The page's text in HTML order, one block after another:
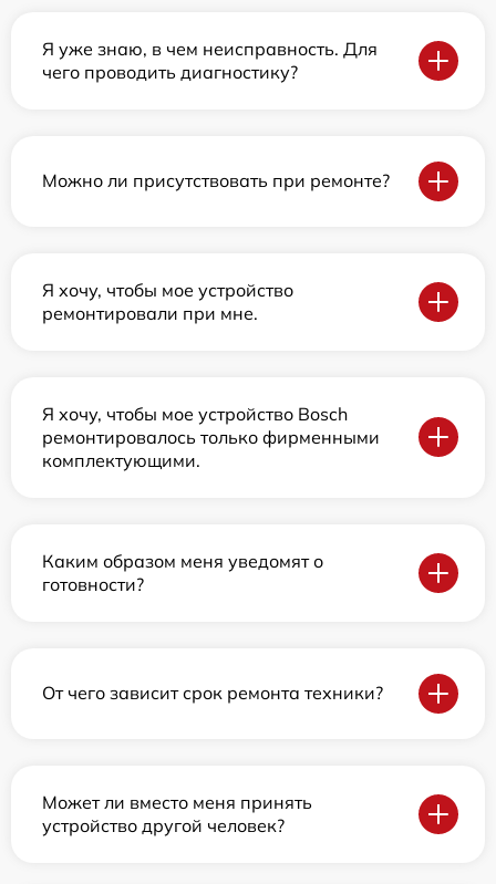
Я уже знаю, в чем неисправность. Для
чего проводить диагностику?
Можно ли присутствовать при ремонте?
Я хочу, чтобы мое устройство
ремонтировали при мне.
Я хочу, чтобы мое устройство Bosch
ремонтировалось только фирменными
комплектующими.
Каким образом меня уведомят о
готовности?
От чего зависит срок ремонта техники?
Может ли вместо меня принять
устройство другой человек?